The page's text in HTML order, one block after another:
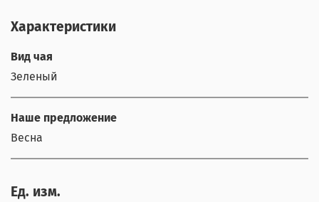
Характеристики
Вид чая
Зеленый
Наше предложение
Весна
Ед. изм.